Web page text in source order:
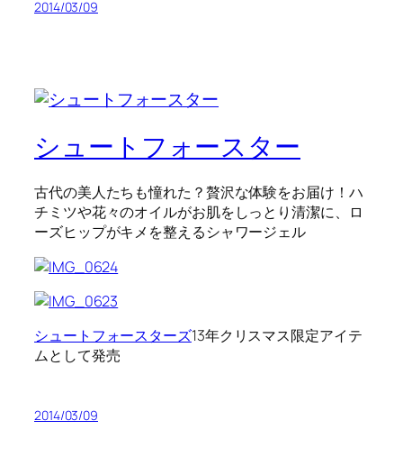
2014/03/09
シュートフォースター
古代の美人たちも憧れた？贅沢な体験をお届け！ハ
チミツや花々のオイルがお肌をしっとり清潔に、ロ
ーズヒップがキメを整えるシャワージェル
シュートフォースターズ13年クリスマス限定アイテ
ムとして発売
2014/03/09